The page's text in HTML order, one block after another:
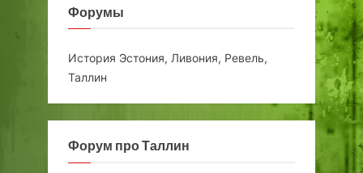
Форумы
История Эстония, Ливония, Ревель,
Таллин
Форум про Таллин